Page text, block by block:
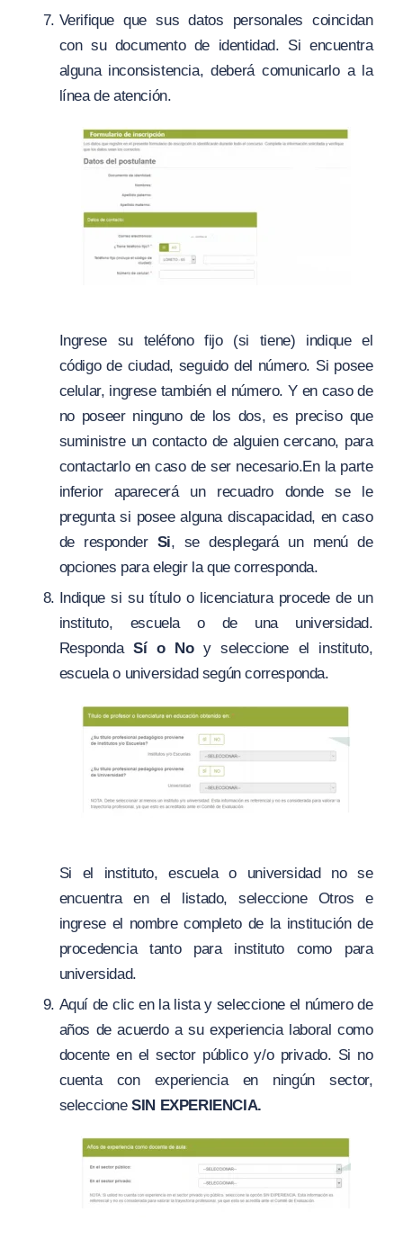
Verifique que sus datos personales coincidan
con su documento de identidad. Si encuentra
alguna inconsistencia, deberá comunicarlo a la
línea de atención.
Ingrese su teléfono fijo (si tiene) indique el
código de ciudad, seguido del número. Si posee
celular, ingrese también el número. Y en caso de
no poseer ninguno de los dos, es preciso que
suministre un contacto de alguien cercano, para
contactarlo en caso de ser necesario.En la parte
inferior aparecerá un recuadro donde se le
pregunta si posee alguna discapacidad, en caso
de responder Si, se desplegará un menú de
opciones para elegir la que corresponda.
Indique si su título o licenciatura procede de un
instituto, escuela o de una universidad.
Responda Sí o Noy seleccione el instituto,
escuela o universidad según corresponda.
Si el instituto, escuela o universidad no se
encuentra en el listado, seleccione Otros e
ingrese el nombre completo de la institución de
procedencia tanto para instituto como para
universidad.
Aquí de clic en la lista y seleccione el número de
años de acuerdo a su experiencia laboral como
docente en el sector público y/o privado. Si no
cuenta con experiencia en ningún sector,
seleccioneSIN EXPERIENCIA.